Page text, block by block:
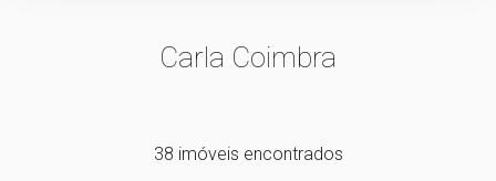
Carla Coimbra
38 imóveis encontrados